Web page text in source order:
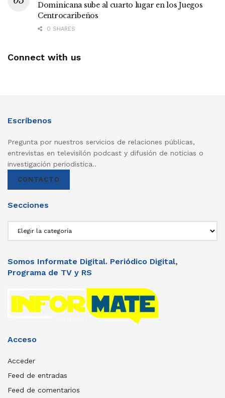
Dominicana sube al cuarto lugar en los Juegos
Centrocaribeños
0 SHARES
Connect with us
Escríbenos
Pregunta por nuestros servicios de relaciones públicas,
entrevistas en televisilón podcast y difusión de noticias o
investigación periodistica..
CONTACTO
Secciones
Somos Informate Digital. Periódico Digital,
Programa de TV y RS
Acceso
Acceder
Feed de entradas
Feed de comentarios